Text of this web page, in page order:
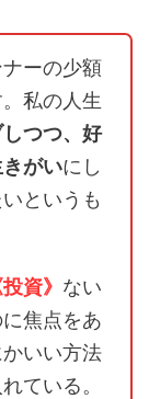
ーの少額
私の人生
つつ、好
がいにし
というも
投資》 ない
焦点をあ
いい方法
ている。